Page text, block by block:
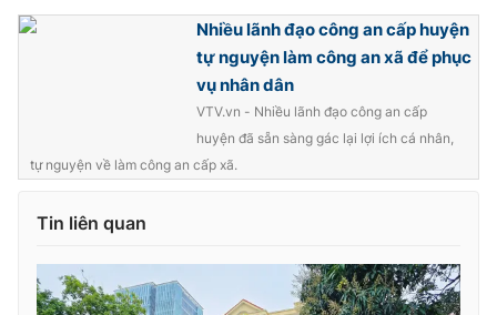
Nhiều lãnh đạo công an cấp huyện
tự nguyện làm công an xã để phục
vụ nhân dân
VTV.vn - Nhiều lãnh đạo công an cấp
huyện đã sẵn sàng gác lại lợi ích cá nhân,
tự nguyện về làm công an cấp xã.
Tin liên quan